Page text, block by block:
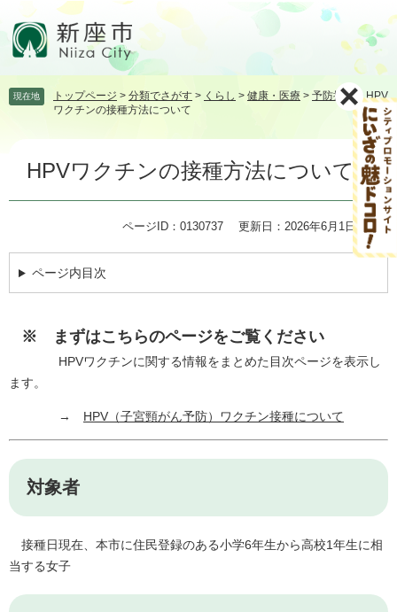
頭飛 現在地 トップページ > 分類でさがす > くらし > 健康・医療 > 予防接種>HPV
ワクチンの接種方法について
HPVワクチンの接種方法について
ページID：0130737 更新日：2026年6月1日更新
ページ内目次
※ まずはこちらのページをご覧ください
​ HPVワクチンに関する情報をまとめた目次ページを表示し
ます。
→ HPV（子宮頸がん予防）ワクチン接種について
対象者
接種日現在、本市に住民登録のある小学6年生から高校1年生に相
当する女子